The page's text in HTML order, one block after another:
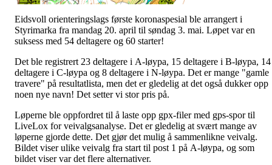
Eidsvoll orienteringslags første koronaspesial ble arrangert i
Styrimarka fra mandag 20. april til søndag 3. mai. Løpet var en
suksess med 54 deltagere og 60 starter!
Det ble registrert 23 deltagere i A-løypa, 15 deltagere i B-løypa, 14
deltagere i C-løypa og 8 deltagere i N-løypa. Det er mange "gamle
travere" på resultatlista, men det er gledelig at det også dukker opp
noen nye navn! Det setter vi stor pris på.
Løperne ble oppfordret til å laste opp gpx-filer med gps-spor til
LiveLox for veivalgsanalyse. Det er gledelig at svært mange av
løperne gjorde dette. Det gjør det mulig å sammenlikne veivalg.
Bildet viser ulike veivalg fra start til post 1 på A-løypa, og som
bildet viser var det flere alternativer.